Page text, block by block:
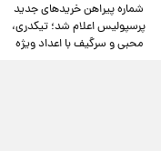
شماره پیراهن خریدهای جدید
پرسپولیس اعلام شد؛ تیکدری،
محبی و سرگیف با اعداد ویژه